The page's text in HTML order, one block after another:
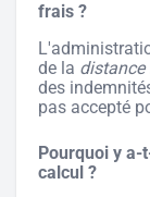
frais ?
de la distance
des
pas accepté
Pourquoi y a-
calcul ?